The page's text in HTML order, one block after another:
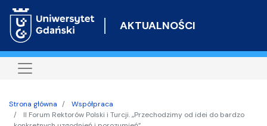
do
AKTUALNOŚCI
Strona główna
Współpraca
II Forum Rektorów Polski i Turcji. „Przechodzimy od idei do bardzo